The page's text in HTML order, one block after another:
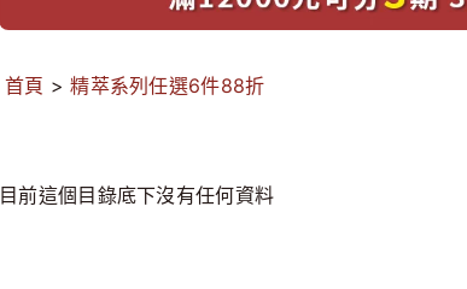
首頁 >精萃系列任選6件88折
目前這個目錄底下沒有任何資料